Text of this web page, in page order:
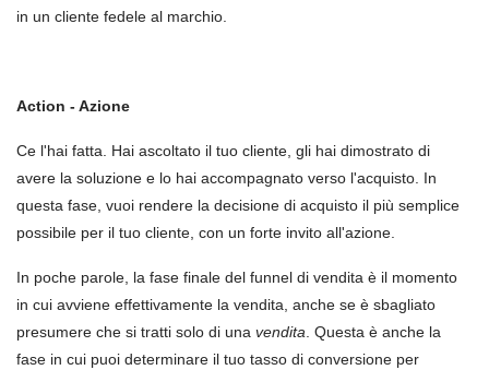
in un cliente fedele al marchio.
Action - Azione
Ce l'hai fatta. Hai ascoltato il tuo cliente, gli hai dimostrato di
avere la soluzione e lo hai accompagnato verso l'acquisto. In
questa fase, vuoi rendere la decisione di acquisto il più semplice
possibile per il tuo cliente, con un forte invito all'azione.
In poche parole, la fase finale del funnel di vendita è il momento
in cui avviene effettivamente la vendita, anche se è sbagliato
presumere che si tratti solo di una vendita. Questa è anche la
fase in cui puoi determinare il tuo tasso di conversione per